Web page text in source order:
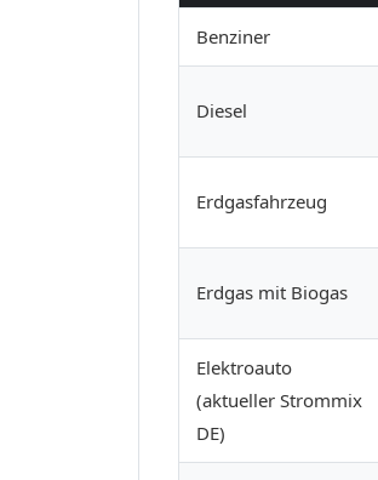
Benziner
Diesel
Erdgasfahrzeug
Erdgas mit Biogas
Elektroauto
(aktueller Strommix
DE)